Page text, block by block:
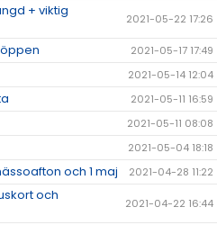
+ viktig
2021-05-22 17:26
öppen 2021-05-17 17:49
2021-05-14 12:04
2021-05-11 16:59
2021-05-11 08:08
2021-05-04 18:18
och 1 maj 2021-04-28 11:22
och
2021-04-22 16:44